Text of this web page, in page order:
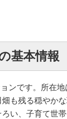
基本情報
ンです。所在
も残る穏やか
い、子育て世